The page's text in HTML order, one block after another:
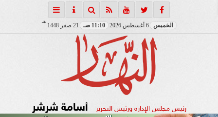
الخميس 11:10 صـ 21 صفر 1448
هـ
رئيس مجلس الإدارة ورئيس التحرير أسامة شرشر